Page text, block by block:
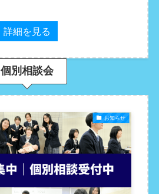
詳細を見る
個別相談会
お知らせ